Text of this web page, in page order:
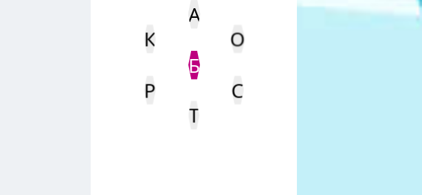
Мин. кол-во очков
Б
А
К
О
Р
С
Т